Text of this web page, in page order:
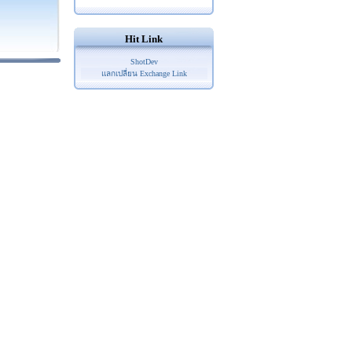
Hit Link
ShotDev
แลกเปลี่ยน Exchange Link